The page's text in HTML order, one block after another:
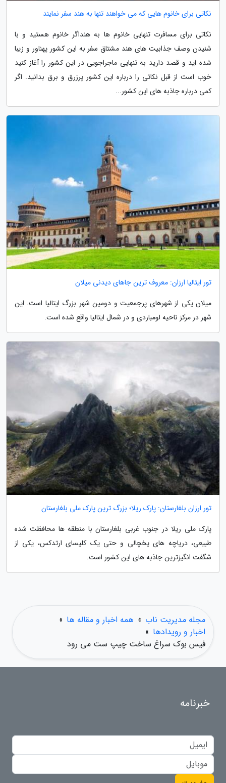
نکاتی برای خانوم هایی که می خواهند تنها به هند سفر نمایند
نکاتی برای مسافرت تنهایی خانوم ها به هنداگر خانوم هستید و با
شنیدن وصف جذابیت های هند مشتاق سفر به این کشور پهناور و زیبا
شده اید و قصد دارید به تنهایی ماجراجویی در این کشور را آغاز کنید
خوب است از قبل نکاتی را درباره این کشور پرزرق و برق بدانید. اگر
کمی درباره جاذبه های این کشور...
تور ایتالیا ارزان: معروف ترین جاهای دیدنی میلان
میلان یکی از شهرهای پرجمعیت و دومین شهر بزرگ ایتالیا است. این
شهر در مرکز ناحیه لومباردی و در شمال ایتالیا واقع شده است.
تور ارزان بلغارستان: پارک ریلا؛ بزرگ ترین پارک ملی بلغارستان
پارک ملی ریلا در جنوب غربی بلغارستان با منطقه ها محافظت شده
طبیعی، دریاچه های یخچالی و حتی یک کلیسای ارتدکس، یکی از
شگفت انگیزترین جاذبه های این کشور است.
مجله مدیریت ناب » همه اخبار و مقاله ها »
اخبار و رویدادها »
فیس بوک سراغ ساخت چیپ ست می رود
خبرنامه